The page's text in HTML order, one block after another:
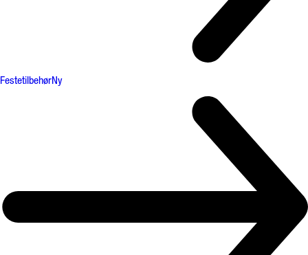
FestetilbehørNy